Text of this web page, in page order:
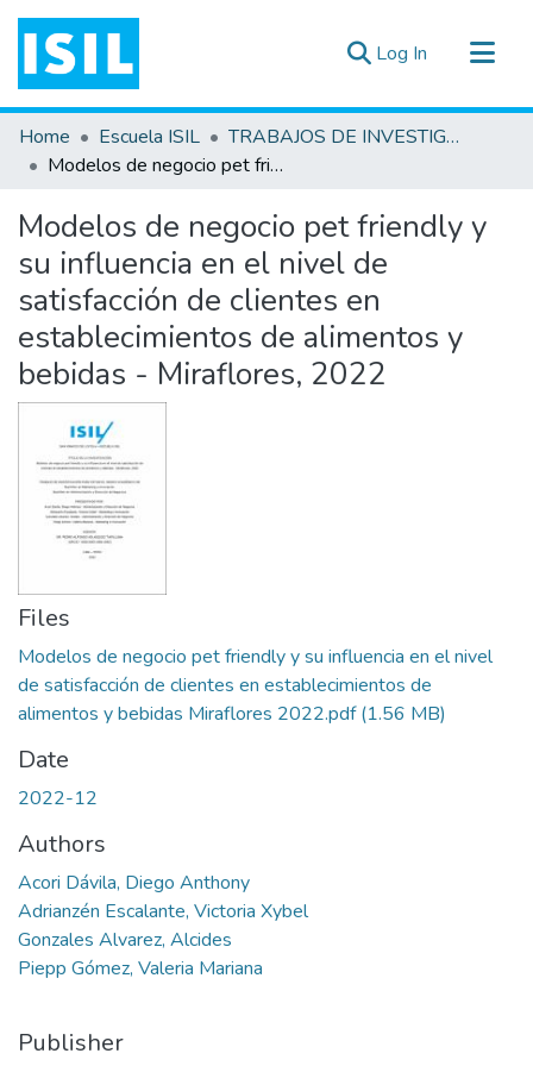
Log In (current)
All of DSpace
Statistics
Documentos ▾
Home Escuela ISIL
TRABAJOS DE INVESTIGACIÓN
Modelos de negocio pet friendly y su influencia en el nivel de satisfacción de clientes en establecimientos de alimentos y bebidas - Miraflores, 2022
Modelos de negocio pet friendly y
su influencia en el nivel de
satisfacción de clientes en
establecimientos de alimentos y
bebidas - Miraflores, 2022
Files
Modelos de negocio pet friendly y su influencia en el nivel
de satisfacción de clientes en establecimientos de
alimentos y bebidas Miraflores 2022.pdf(1.56 MB)
Date
2022-12
Authors
Acori Dávila, Diego Anthony
Adrianzén Escalante, Victoria Xybel
Gonzales Alvarez, Alcides
Piepp Gómez, Valeria Mariana
Publisher